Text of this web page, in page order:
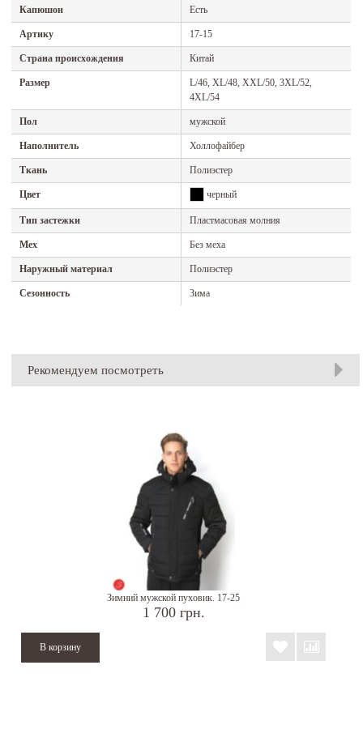
Капюшон Есть
Артику 17-15
Страна происхождения Китай
Размер
L/46, XL/48, XXL/50, 3XL/52,
4XL/54
Пол мужской
Наполнитель Холлофайбер
Ткань Полиэстер
Цвет черный
Тип застежки Пластмасовая молния
Мех Без меха
Наружный материал Полиэстер
Сезонность Зима
Рекомендуем посмотреть
Зимний мужской пуховик. 17-25
1 700 грн.